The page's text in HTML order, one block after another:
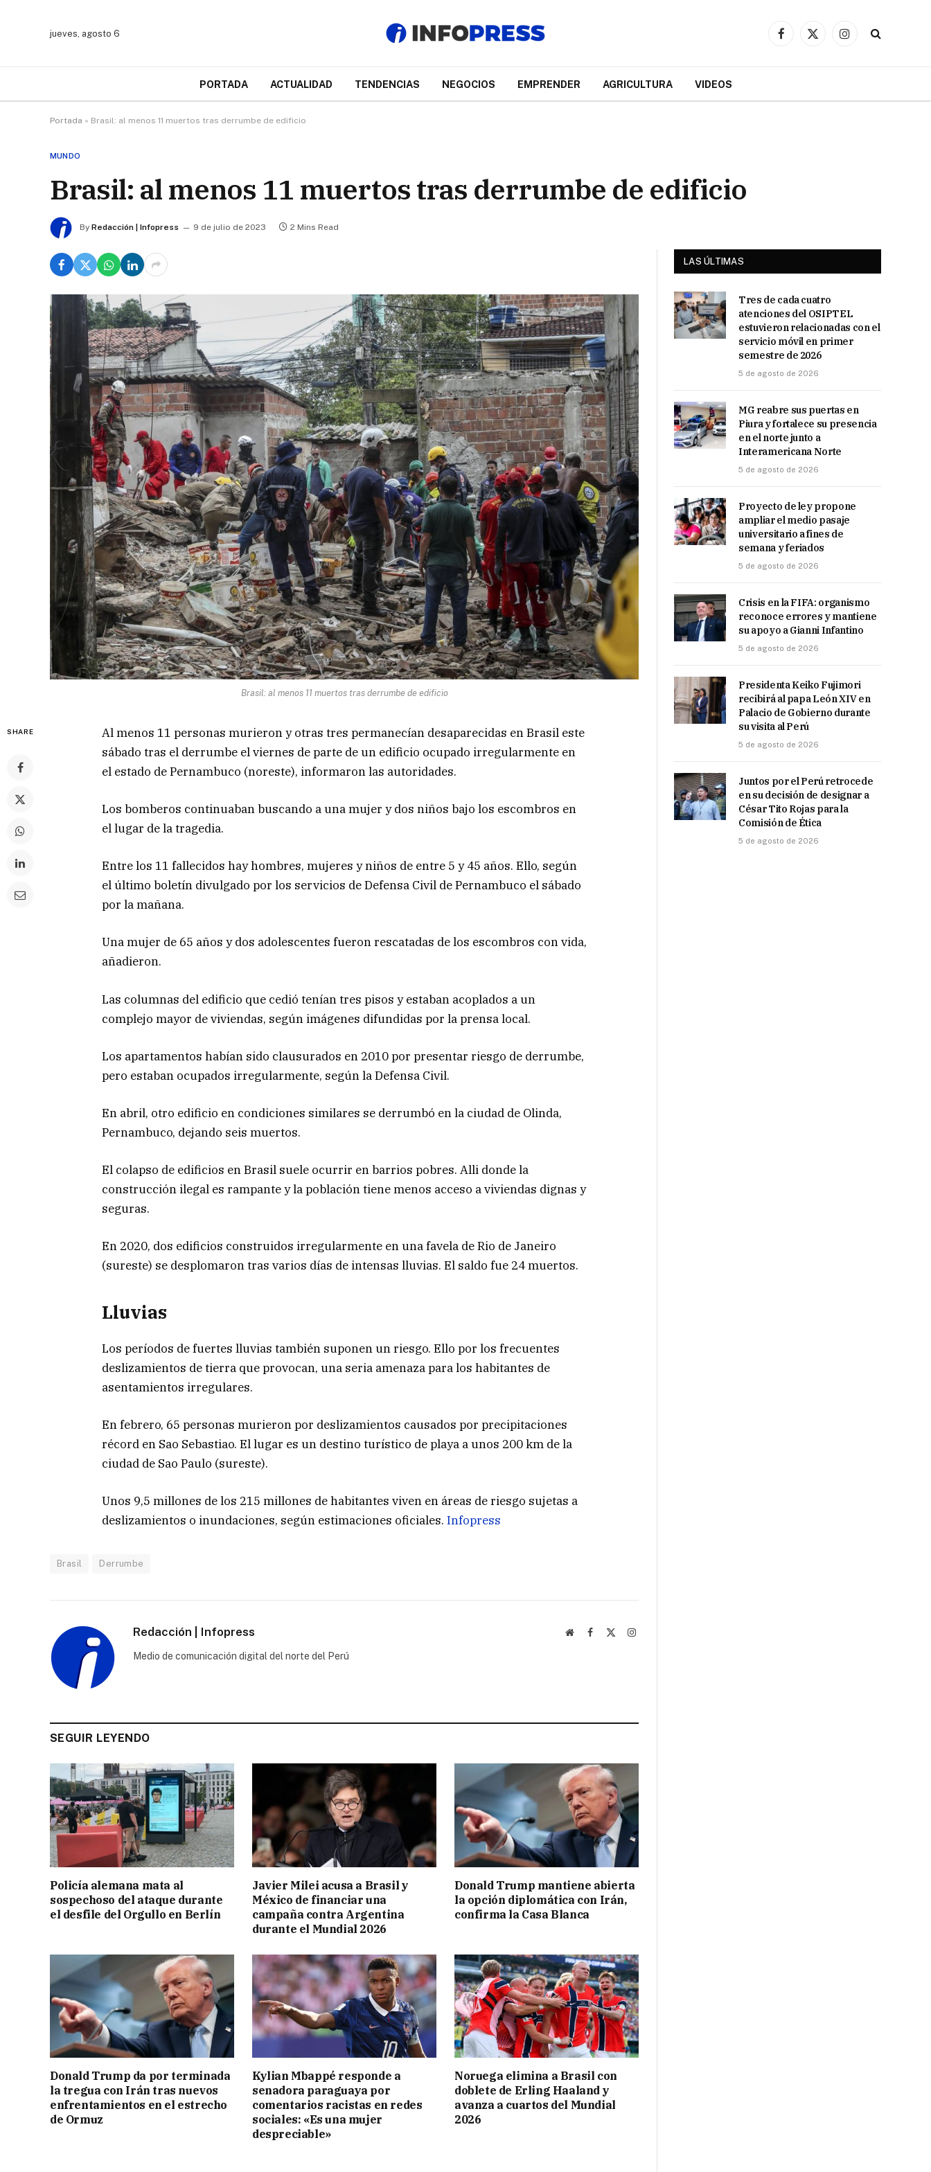
jueves, agosto 6
Facebook
X
Instagram
PORTADA ACTUALIDAD TENDENCIAS NEGOCIOS EMPRENDER AGRICULTURA VIDEOS
Portada » Brasil: al menos 11 muertos tras derrumbe de edificio
MUNDO
Brasil: al menos 11 muertos tras derrumbe de edificio
By Redacción | Infopress 9 de julio de 2023 2 Mins Read
Brasil: al menos 11 muertos tras derrumbe de edificio
SHARE
Al menos 11 personas murieron y otras tres permanecían desaparecidas en Brasil este
sábado tras el derrumbe el viernes de parte de un edificio ocupado irregularmente en
el estado de Pernambuco (noreste), informaron las autoridades.
Los bomberos continuaban buscando a una mujer y dos niños bajo los escombros en
el lugar de la tragedia.
Entre los 11 fallecidos hay hombres, mujeres y niños de entre 5 y 45 años. Ello, según
el último boletín divulgado por los servicios de Defensa Civil de Pernambuco el sábado
por la mañana.
Una mujer de 65 años y dos adolescentes fueron rescatadas de los escombros con vida,
añadieron.
Las columnas del edificio que cedió tenían tres pisos y estaban acoplados a un
complejo mayor de viviendas, según imágenes difundidas por la prensa local.
Los apartamentos habían sido clausurados en 2010 por presentar riesgo de derrumbe,
pero estaban ocupados irregularmente, según la Defensa Civil.
En abril, otro edificio en condiciones similares se derrumbó en la ciudad de Olinda,
Pernambuco, dejando seis muertos.
El colapso de edificios en Brasil suele ocurrir en barrios pobres. Alli donde la
construcción ilegal es rampante y la población tiene menos acceso a viviendas dignas y
seguras.
En 2020, dos edificios construidos irregularmente en una favela de Rio de Janeiro
(sureste) se desplomaron tras varios días de intensas lluvias. El saldo fue 24 muertos.
Lluvias
Los períodos de fuertes lluvias también suponen un riesgo. Ello por los frecuentes
deslizamientos de tierra que provocan, una seria amenaza para los habitantes de
asentamientos irregulares.
En febrero, 65 personas murieron por deslizamientos causados por precipitaciones
récord en Sao Sebastiao. El lugar es un destino turístico de playa a unos 200 km de la
ciudad de Sao Paulo (sureste).
Unos 9,5 millones de los 215 millones de habitantes viven en áreas de riesgo sujetas a
deslizamientos o inundaciones, según estimaciones oficiales. Infopress
Brasil Derrumbe
Redacción | Infopress WebsiteFacebook Instagram
Medio de comunicación digital del norte del Perú
SEGUIR LEYENDO
Policía alemana mata al
sospechoso del ataque durante
el desfile del Orgullo en Berlín
Javier Milei acusa a Brasil y
México de financiar una
campaña contra Argentina
durante el Mundial 2026
Donald Trump mantiene abierta
la opción diplomática con Irán,
confirma la Casa Blanca
Donald Trump da por terminada
la tregua con Irán tras nuevos
enfrentamientos en el estrecho
de Ormuz
Kylian Mbappé responde a
senadora paraguaya por
comentarios racistas en redes
sociales: «Es una mujer
despreciable»
Noruega elimina a Brasil con
doblete de Erling Haaland y
avanza a cuartos del Mundial
2026
LAS ÚLTIMAS
Tres de cada cuatro
atenciones del OSIPTEL
estuvieron relacionadas con el
servicio móvil en primer
semestre de 2026
5 de agosto de 2026
MG reabre sus puertas en
Piura y fortalece su presencia
en el norte junto a
Interamericana Norte
5 de agosto de 2026
Proyecto de ley propone
ampliar el medio pasaje
universitario a fines de
semana y feriados
5 de agosto de 2026
Crisis en la FIFA: organismo
reconoce errores y mantiene
su apoyo a Gianni Infantino
5 de agosto de 2026
Presidenta Keiko Fujimori
recibirá al papa León XIV en
Palacio de Gobierno durante
su visita al Perú
5 de agosto de 2026
Juntos por el Perú retrocede
en su decisión de designar a
César Tito Rojas para la
Comisión de Ética
5 de agosto de 2026